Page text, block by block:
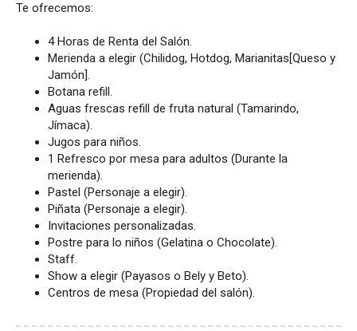
Te ofrecemos:
4 Horas de Renta del Salón.
Merienda a elegir (Chilidog, Hotdog, Marianitas[Queso y
Jamón].
Botana refill.
Aguas frescas refill de fruta natural (Tamarindo,
Jímaca).
Jugos para niños.
1 Refresco por mesa para adultos (Durante la
merienda).
Pastel (Personaje a elegir).
Piñata (Personaje a elegir).
Invitaciones personalizadas.
Postre para lo niños (Gelatina o Chocolate).
Staff.
Show a elegir (Payasos o Bely y Beto).
Centros de mesa (Propiedad del salón).